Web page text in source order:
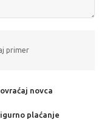
primer
novca
plaćanje